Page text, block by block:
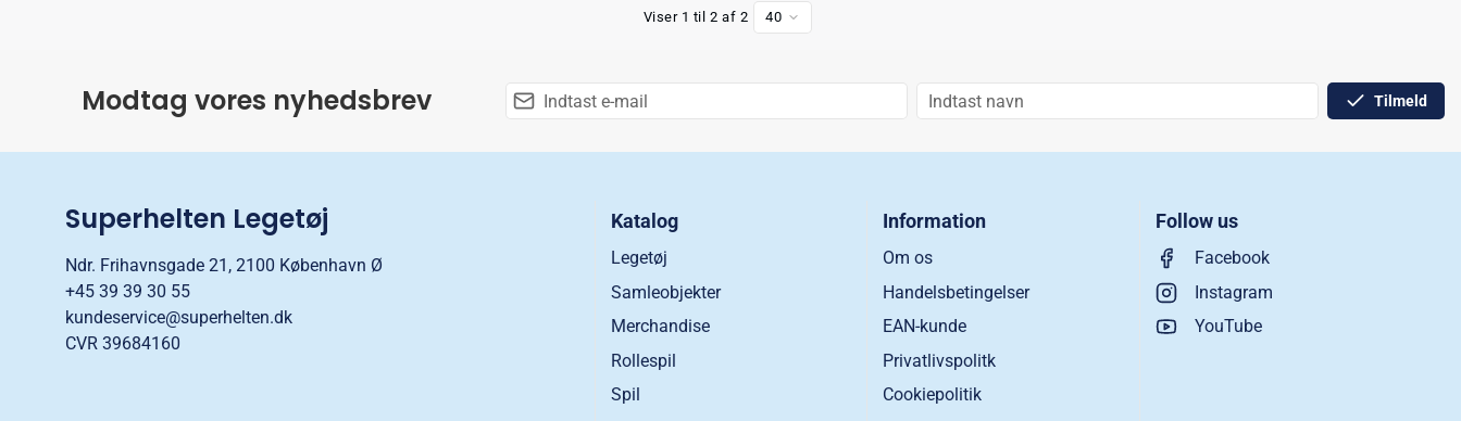
Viser 1 til 2 af 2 40
Modtag vores nyhedsbrev Tilmeld
Superhelten Legetøj
Ndr. Frihavnsgade 21, 2100 København Ø
+45 39 39 30 55
kundeservice@superhelten.dk
CVR 39684160
Katalog
Legetøj
Samleobjekter
Merchandise
Rollespil
Spil
Information
Om os
Handelsbetingelser
EAN-kunde
Privatlivspolitk
Cookiepolitik
Follow us
Facebook
Instagram
YouTube